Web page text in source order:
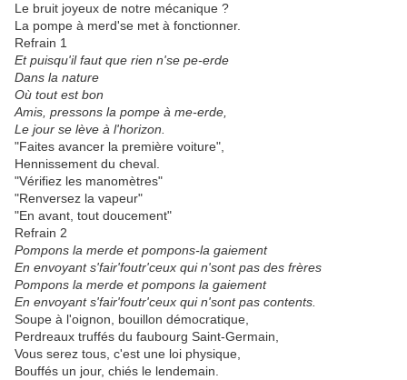
Le bruit joyeux de notre mécanique ?
La pompe à merd'se met à fonctionner.
Refrain 1
Et puisqu'il faut que rien n'se pe-erde
Dans la nature
Où tout est bon
Amis, pressons la pompe à me-erde,
Le jour se lève à l'horizon.
"Faites avancer la première voiture",
Hennissement du cheval.
"Vérifiez les manomètres"
"Renversez la vapeur"
"En avant, tout doucement"
Refrain 2
Pompons la merde et pompons-la gaiement
En envoyant s'fair'foutr'ceux qui n'sont pas des frères
Pompons la merde et pompons la gaiement
En envoyant s'fair'foutr'ceux qui n'sont pas contents.
Soupe à l'oignon, bouillon démocratique,
Perdreaux truffés du faubourg Saint-Germain,
Vous serez tous, c'est une loi physique,
Bouffés un jour, chiés le lendemain.